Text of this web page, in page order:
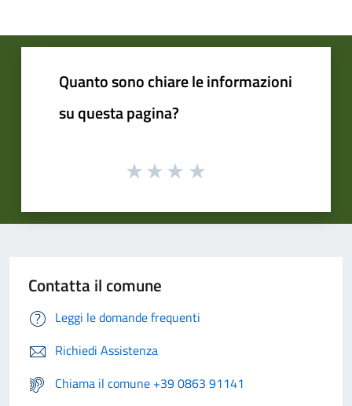
Quanto sono chiare le informazioni
su questa pagina?
Contatta il comune
Leggi le domande frequenti
Richiedi Assistenza
Chiama il comune +39 0863 91141